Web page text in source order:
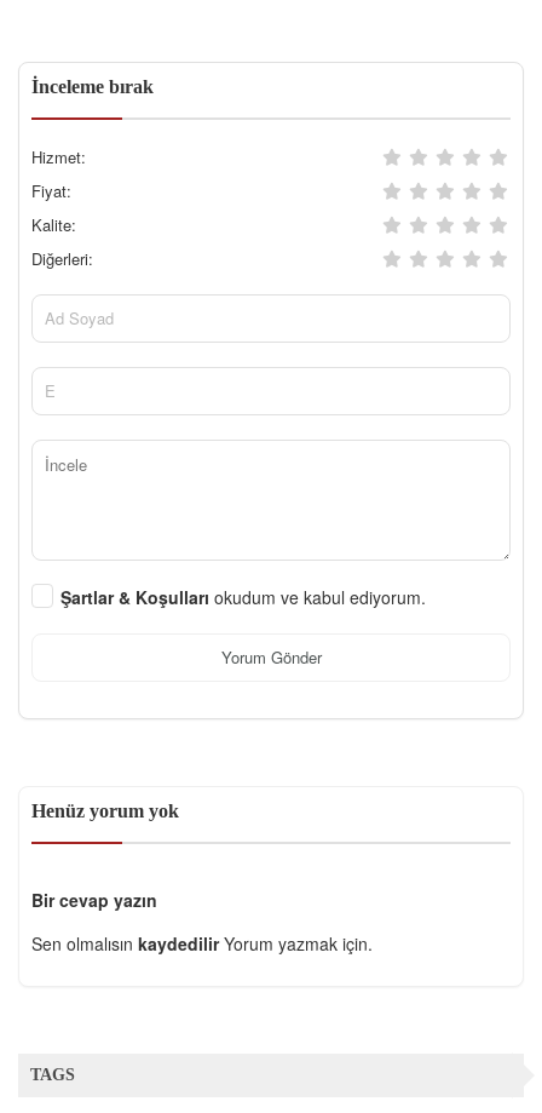
İnceleme bırak
Hizmet:
Fiyat:
Kalite:
Diğerleri:
Şartlar & Koşulları okudum ve kabul ediyorum.
Yorum Gönder
Henüz yorum yok
Bir cevap yazın
Sen olmalısın kaydedilirYorum yazmak için.
TAGS